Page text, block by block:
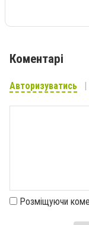
Коментарі
Авторизуватись
Розміщуючи